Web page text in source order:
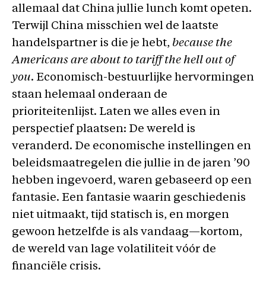
allemaal dat China jullie lunch komt opeten.
Terwijl China misschien wel de laatste
handelspartner is die je hebt, because the
Americans are about to tariff the hell out of
you. Economisch-bestuurlijke hervormingen
staan helemaal onderaan de
prioriteitenlijst. Laten we alles even in
perspectief plaatsen: De wereld is
veranderd. De economische instellingen en
beleidsmaatregelen die jullie in de jaren ’90
hebben ingevoerd, waren gebaseerd op een
fantasie. Een fantasie waarin geschiedenis
niet uitmaakt, tijd statisch is, en morgen
gewoon hetzelfde is als vandaag—kortom,
de wereld van lage volatiliteit vóór de
financiële crisis.